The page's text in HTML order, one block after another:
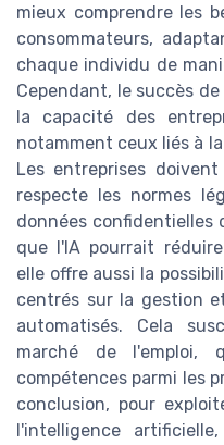
mieux comprendre les
consommateurs,
chaque individu de
Cependant, le succès
la capacité des
notamment ceux liés à
Les entreprises
respecte les normes
données confidentielles
que l'IA pourrait
elle offre aussi la
centrés sur la gestion
automatisés. Cela
marché de l'emploi,
compétences parmi les
conclusion, pour
l'intelligence